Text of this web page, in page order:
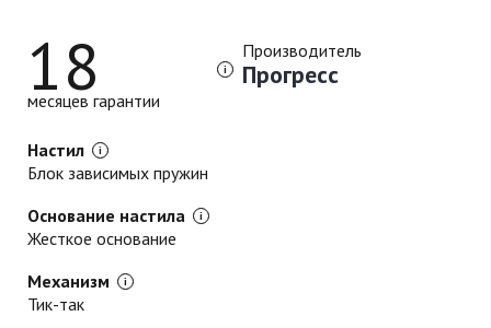
Настил
Блок зависимых пружин
Основание настила
Жесткое основание
Механизм
Тик-так
Производитель
Прогресс
18
месяцев гарантии